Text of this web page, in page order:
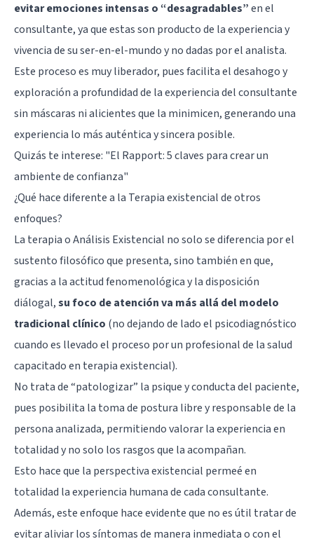
evitar emociones intensas o “desagradables”en el
consultante, ya que estas son producto de la experiencia y
vivencia de su ser-en-el-mundo y no dadas por el analista.
Este proceso es muy liberador, pues facilita el desahogo y
exploración a profundidad de la experiencia del consultante
sin máscaras ni alicientes que la minimicen, generando una
experiencia lo más auténtica y sincera posible.
Quizás te interese: "El Rapport: 5 claves para crear un
ambiente de confianza"
¿Qué hace diferente a la Terapia existencial de otros
enfoques?
La terapia o Análisis Existencial no solo se diferencia por el
sustento filosófico que presenta, sino también en que,
gracias a la actitud fenomenológica y la disposición
diálogal,su foco de atención va más allá del modelo
tradicional clínico (no dejando de lado el psicodiagnóstico
cuando es llevado el proceso por un profesional de la salud
capacitado en terapia existencial).
No trata de “patologizar” la psique y conducta del paciente,
pues posibilita la toma de postura libre y responsable de la
persona analizada, permitiendo valorar la experiencia en
totalidad y no solo los rasgos que la acompañan.
Esto hace que la perspectiva existencial permeé en
totalidad la experiencia humana de cada consultante.
Además, este enfoque hace evidente que no es útil tratar de
evitar aliviar los síntomas de manera inmediata o con el